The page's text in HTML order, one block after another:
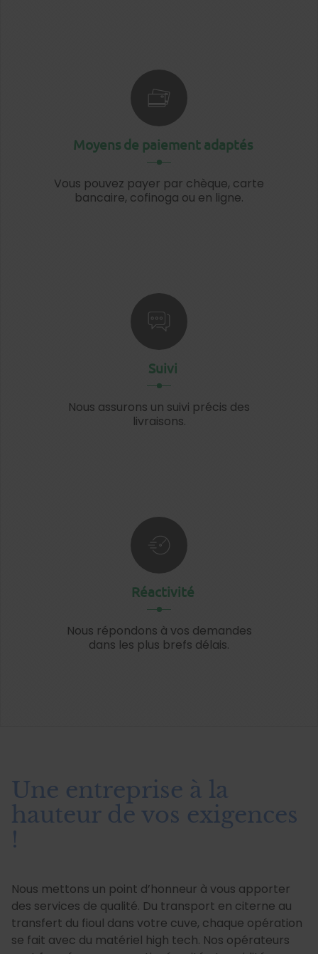
Moyens de paiement adaptés
Vous pouvez payer par chèque, carte
bancaire, cofinoga ou en ligne.
Suivi
Nous assurons un suivi précis des
livraisons.
Réactivité
Nous répondons à vos demandes
dans les plus brefs délais.
Une entreprise à la
hauteur de vos exigences
!
Nous mettons un point d’honneur à vous apporter
des services de qualité. Du transport en citerne au
transfert du fioul dans votre cuve, chaque opération
se fait avec du matériel high tech. Nos opérateurs